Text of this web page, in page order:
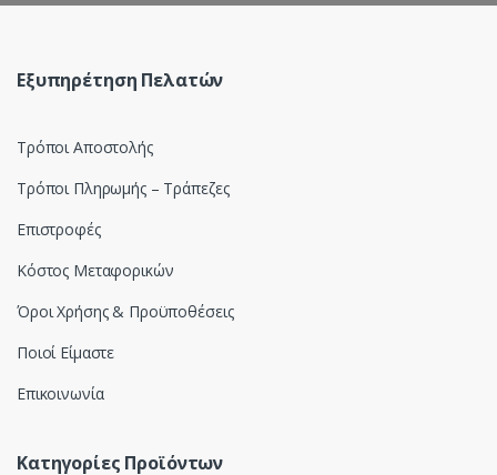
Εξυπηρέτηση Πελατών
Τρόποι Αποστολής
Τρόποι Πληρωμής – Τράπεζες
Επιστροφές
Κόστος Μεταφορικών
Όροι Χρήσης & Προϋποθέσεις
Ποιοί Είμαστε
Επικοινωνία
Κατηγορίες Προϊόντων